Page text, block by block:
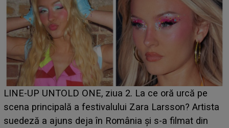
Ce a dezvăluit noua concurentă din "Casa Iubirii" l-a
luat prin surprindere pe Emanuel. CINE ESTE
BĂIATUL VIZAT de Alexandra?! Aflându-se în fața